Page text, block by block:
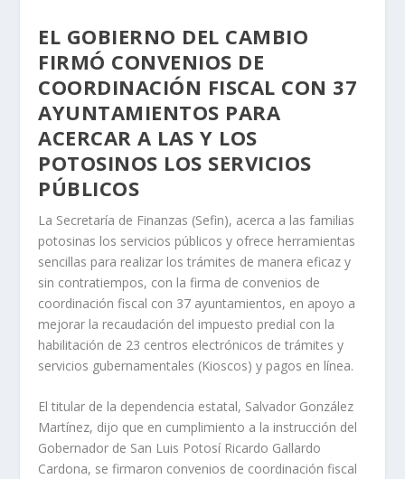
EL GOBIERNO DEL CAMBIO
FIRMÓ CONVENIOS DE
COORDINACIÓN FISCAL CON 37
AYUNTAMIENTOS PARA
ACERCAR A LAS Y LOS
POTOSINOS LOS SERVICIOS
PÚBLICOS
La Secretaría de Finanzas (Sefin), acerca a las familias
potosinas los servicios públicos y ofrece herramientas
sencillas para realizar los trámites de manera eficaz y
sin contratiempos, con la firma de convenios de
coordinación fiscal con 37 ayuntamientos, en apoyo a
mejorar la recaudación del impuesto predial con la
habilitación de 23 centros electrónicos de trámites y
servicios gubernamentales (Kioscos) y pagos en línea.
El titular de la dependencia estatal, Salvador González
Martínez, dijo que en cumplimiento a la instrucción del
Gobernador de San Luis Potosí Ricardo Gallardo
Cardona, se firmaron convenios de coordinación fiscal